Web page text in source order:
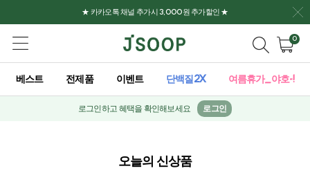
★ 카카오톡 채널 추가시 3,000원 추가할인 ★
0
베스트 전제품 이벤트 단백질2X 여름휴가_야호-!
로그인하고 혜택을 확인해보세요 로그인
오늘의 신상품